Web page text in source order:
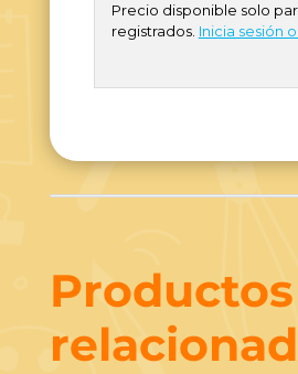
Precio disponible solo
registrados. Inicia sesión
Productos